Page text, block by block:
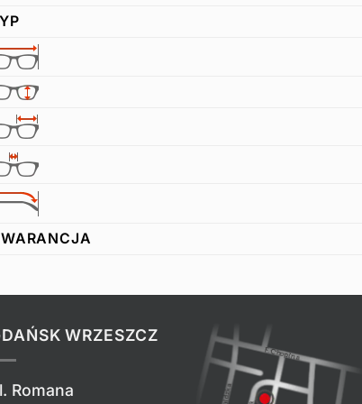
WRZESZCZ
Romana